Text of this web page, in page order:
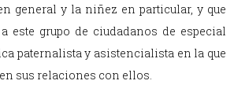
general y la niñez en particular, y que
este grupo de ciudadanos de especial
paternalista y asistencialista en la que
sus relaciones con ellos.